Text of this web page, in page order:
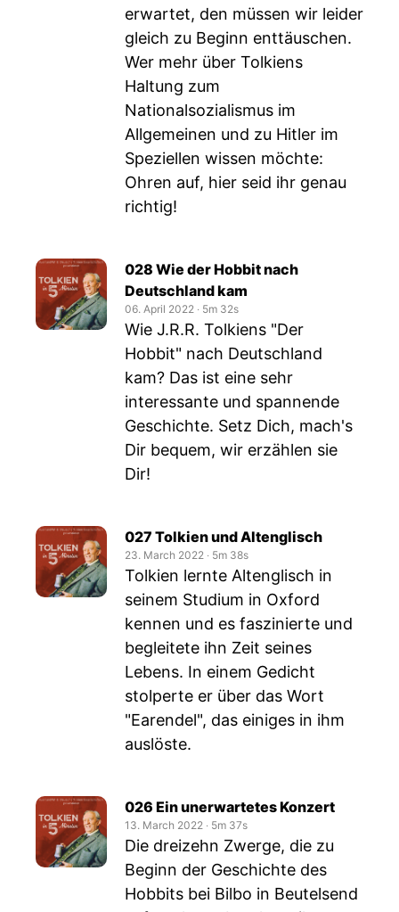
erwartet, den müssen wir leider
gleich zu Beginn enttäuschen.
Wer mehr über Tolkiens
Haltung zum
Nationalsozialismus im
Allgemeinen und zu Hitler im
Speziellen wissen möchte:
Ohren auf, hier seid ihr genau
richtig!
028 Wie der Hobbit nach
Deutschland kam
06. April 2022 ‧ 5m 32s
Wie J.R.R. Tolkiens "Der
Hobbit" nach Deutschland
kam? Das ist eine sehr
interessante und spannende
Geschichte. Setz Dich, mach's
Dir bequem, wir erzählen sie
Dir!
027 Tolkien und Altenglisch
23. March 2022 ‧ 5m 38s
Tolkien lernte Altenglisch in
seinem Studium in Oxford
kennen und es faszinierte und
begleitete ihn Zeit seines
Lebens. In einem Gedicht
stolperte er über das Wort
"Earendel", das einiges in ihm
auslöste.
026 Ein unerwartetes Konzert
13. March 2022 ‧ 5m 37s
Die dreizehn Zwerge, die zu
Beginn der Geschichte des
Hobbits bei Bilbo in Beutelsend